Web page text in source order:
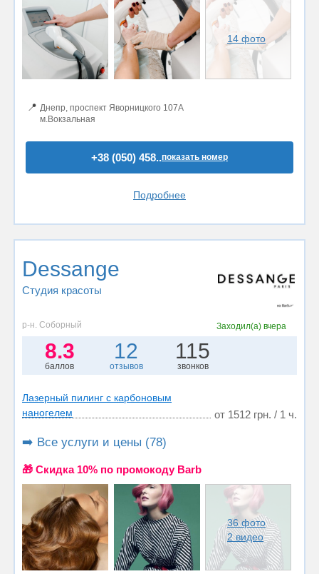
14 фото
📍 Днепр, проспект Яворницкого 107А
м.Вокзальная
+38 (050) 458..показать номер
Подробнее
Dessange
Студия красоты
р-н. Соборный Заходил(а) вчера
8.3
баллов
12
отзывов
115
звонков
Лазерный пилинг с карбоновым
наногелем
от 1512 грн. / 1 ч.
➡️ Все услуги и цены (78)
🎁 Cкидка 10% по промокоду Barb
36 фото
2 видео